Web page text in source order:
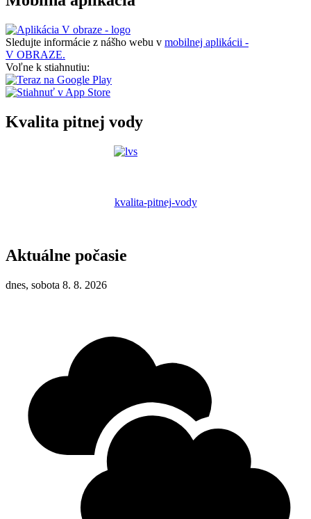
Sledujte informácie z nášho webu v mobilnej aplikácii -
V OBRAZE.
Voľne k stiahnutiu:
Kvalita pitnej vody
kvalita-pitnej-vody
Aktuálne počasie
dnes, sobota 8. 8. 2026